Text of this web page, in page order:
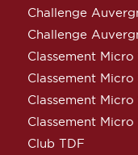
Challenge
Challenge
Classement Micro
Classement Micro
Classement Micro
Classement Micro
Club TDF